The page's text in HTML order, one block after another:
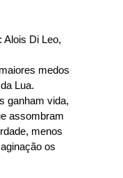
Alois Di Leo,
medos
Lua.
ganham vida,
assombram
menos
os